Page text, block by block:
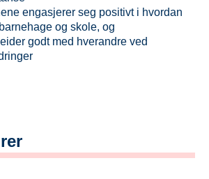
engasjerer seg positivt i hvordan
og skole, og
godt med hverandre ved